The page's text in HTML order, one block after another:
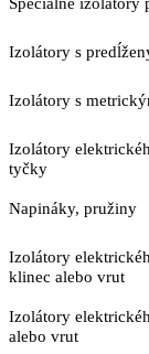
Izolátory s
Izolátory s
Izolátory
tyčky
Napináky, pružiny
Izolátory
klinec alebo vrut
Izolátory
alebo vrut